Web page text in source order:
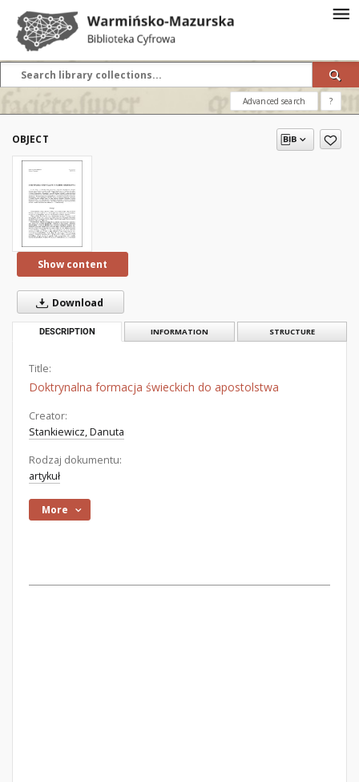
Advanced search ?
OBJECT
Show content
Download
DESCRIPTION INFORMATION STRUCTURE
Title:
Doktrynalna formacja świeckich do apostolstwa
Creator:
Stankiewicz, Danuta
Rodzaj dokumentu:
artykuł
More